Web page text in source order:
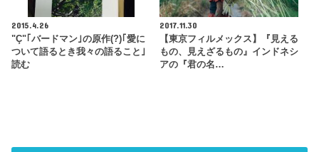
2015.4.26
"Ç"｢バードマン｣の原作(?)｢愛に
ついて語るとき我々の語ること｣
読む
2017.11.30
【東京フィルメックス】『見える
もの、見えざるもの』インドネシ
アの『君の名…